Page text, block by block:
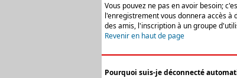
Vous pouvez ne pas en avoir besoin;
l'enregistrement vous donnera accès à
des amis, l'inscription à un groupe
Revenir en haut de page
Pourquoi suis-je déconnecté